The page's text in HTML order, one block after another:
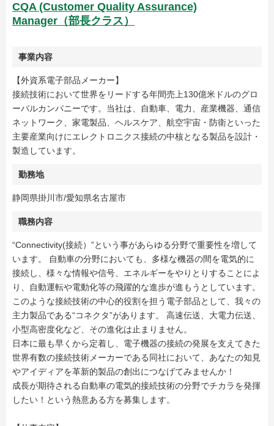
CQA (Customer Quality Assurance)
Manager（部長クラス）
事業内容
【外資系電子部品メーカー】
接続技術において世界をリードする年間売上130億米ドルのグロ
ーバルカンパニーです。当社は、自動車、電力、産業機器、通信
ネットワーク、家電製品、ヘルスケア、航空宇宙・防衛といった
主要産業向けにエレクトロニクス接続の中核となる製品を設計・
製造しています。
勤務地
静岡県掛川市/愛知県名古屋市
職務内容
“Connectivity(接続）”という事があらゆる分野で重要性を増して
います。 自動車の分野においても、多様な機器の間を電気的に
接続し、様々な情報や信号、エネルギーをやりとりすることによ
り、自動運転や電動化等の飛躍的な進歩が進もうとしています。
このような接続技術の中心的役割を担う電子部品として、我々の
主力製品である“コネクタ”があります。 高速伝送、大電力伝送、
小型高密度化など、その進化は止まりません。
日本に最も早くから定着し、電子機器の接続の発展を支えてきた
世界有数の接続技術メーカーである同社において、あなたの知見
やアイディアを革新的製品の創出につなげてみませんか！
成長が期待される自動車の電気的接続技術の分野でチカラを発揮
したい！という熱意ある方を募集します。